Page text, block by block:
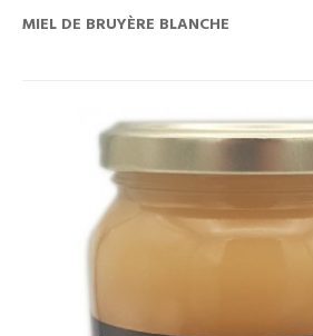
MIEL DE BRUYÈRE BLANCHE